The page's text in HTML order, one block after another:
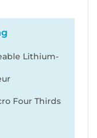
Lithium-
Four Thirds